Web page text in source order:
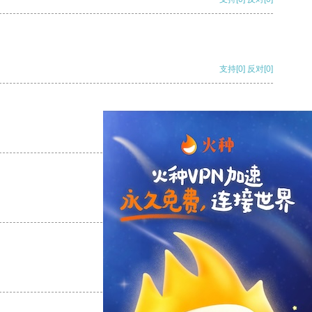
支持[0] 反对[0]
支持
支持[0] 反对[0]
支持[0] 反对[0]